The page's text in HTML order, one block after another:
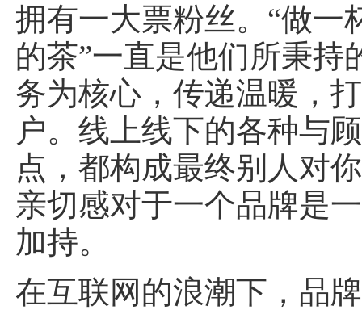
拥有一大票粉丝。“做一
的茶”一直是他们所秉持
务为核心，传递温暖，
户。线上线下的各种与
点，都构成最终别人对
亲切感对于一个品牌是
加持。
在互联网的浪潮下，品